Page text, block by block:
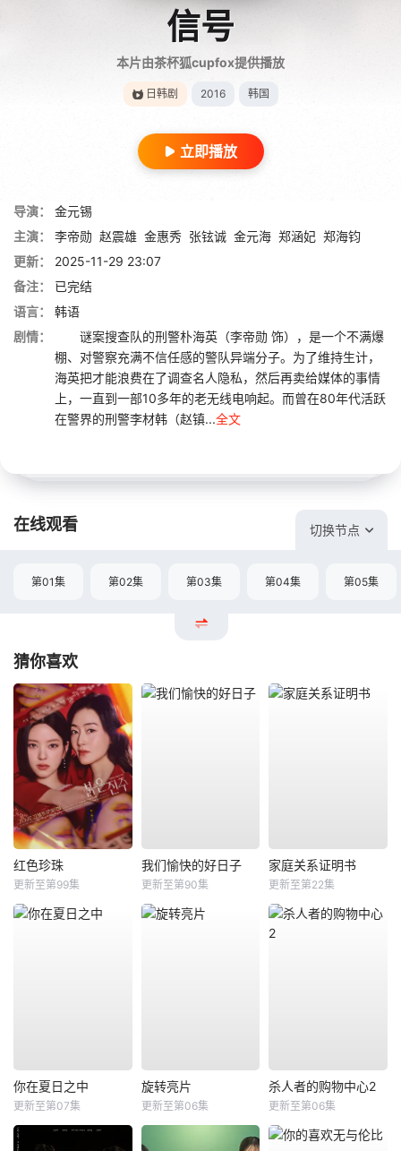
信号
本片由茶杯狐cupfox提供播放
日韩剧 2016 韩国
立即播放
导演：
金元锡
主演：
李帝勋 赵震雄 金惠秀 张铉诚 金元海 郑涵妃 郑海钧
更新：
2025-11-29 23:07
备注：
已完结
语言：
韩语
剧情：
谜案搜查队的刑警朴海英（李帝勋 饰），是一个不满爆
棚、对警察充满不信任感的警队异端分子。为了维持生计，
海英把才能浪费在了调查名人隐私，然后再卖给媒体的事情
上，一直到一部10多年的老无线电响起。而曾在80年代活跃
在警界的刑警李材韩（赵镇...全文
在线观看 切换节点
第01集 第02集 第03集 第04集 第05集
猜你喜欢
红色珍珠
更新至第99集
我们愉快的好日子
更新至第90集
家庭关系证明书
更新至第22集
你在夏日之中
更新至第07集
旋转亮片
更新至第06集
杀人者的购物中心2
更新至第06集